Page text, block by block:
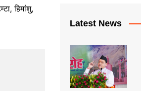
हिमांशु,
Latest News